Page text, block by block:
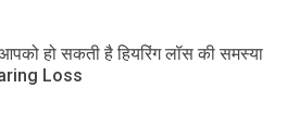
हो सकती है हियरिंग लॉस की समस्या
Loss